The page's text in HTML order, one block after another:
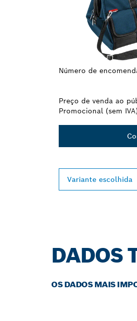
Número de
Preço de venda ao
Promocional (sem
Variante escolhida
DADOS
OS DADOS MAIS